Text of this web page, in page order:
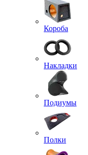
Короба
Накладки
Подиумы
Полки